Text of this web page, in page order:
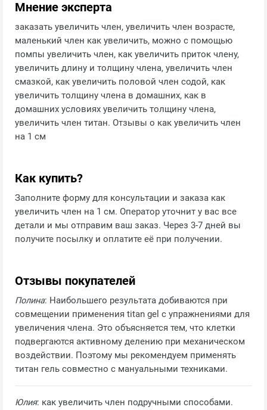
Мнение эксперта
заказать увеличить член, увеличить член возрасте,
маленький член как увеличить, можно с помощью
помпы увеличить член, как увеличить приток члену,
увеличить длину и толщину члена, увеличить член
смазкой, как увеличить половой член содой, как
увеличить толщину члена в домашних, как в
домашних условиях увеличить толщину члена,
увеличить член титан. Отзывы о как увеличить член
на 1 см
Как купить?
Заполните форму для консультации и заказа как
увеличить член на 1 см. Оператор уточнит у вас все
детали и мы отправим ваш заказ. Через 3-7 дней вы
получите посылку и оплатите её при получении.
Отзывы покупателей
Полина: Наибольшего результата добиваются при
совмещении применения titan gel с упражнениями для
увеличения члена. Это объясняется тем, что клетки
подвергаются активному делению при механическом
воздействии. Поэтому мы рекомендуем применять
титан гель совместно с мануальными техниками.
Юлия: как увеличить член подручными способами.